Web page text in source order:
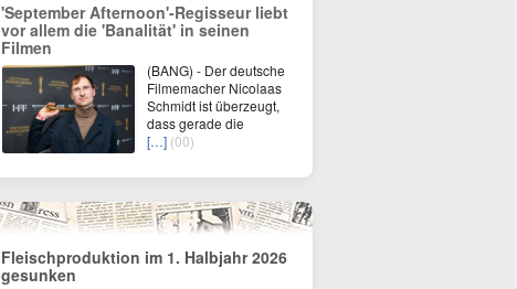
'September Afternoon'-Regisseur liebt
vor allem die 'Banalität' in seinen
Filmen
(BANG) - Der deutsche
Filmemacher Nicolaas
Schmidt ist überzeugt,
dass gerade die
[…] (00)
Fleischproduktion im 1. Halbjahr 2026
gesunken